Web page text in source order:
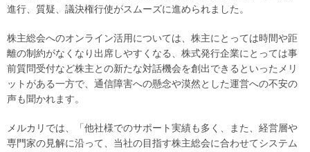
進行、質疑、議決権行使がスムーズに進められました。
株主総会へのオンライン活用については、株主にとっては時間や距
離の制約がなくなり出席しやすくなる、株式発行企業にとっては事
前質問受付など株主との新たな対話機会を創出できるといったメリ
ットがある一方で、通信障害への懸念や漠然とした運営への不安の
声も聞かれます。
メルカリでは、「他社様でのサポート実績も多く、また、経営層や
専門家の見解に沿って、当社の目指す株主総会に合わせてシステム